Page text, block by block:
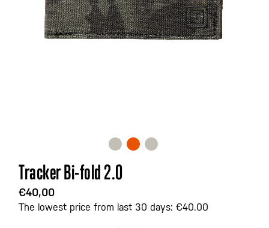
Zum
Anfang
der
Bildgalerie
Tracker Bi-fold 2.0
€40,00
The lowest price from last 30 days: €40.00